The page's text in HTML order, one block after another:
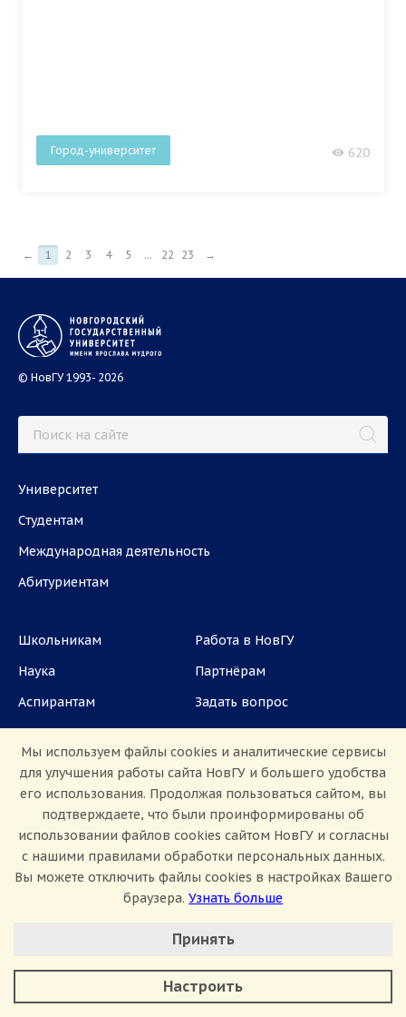
Город-университет 620
← 1 2 3 4 5 ... 22 23 →
© НовГУ 1993- 2026
Университет
Студентам
Международная деятельность
Абитуриентам
Школьникам
Наука
Аспирантам
СМИ
Работа в НовГУ
Партнёрам
Задать вопрос
ул. Большая Санкт-Петербургская, 41, каб.
1101, 1103
Приемная комиссия: +7(8162)33-20-44
Сведения об образовательной организации
Политика конфиденциальности
Сведения о доходах
Мы используем файлы cookies и аналитические сервисы
для улучшения работы сайта НовГУ и большего удобства
его использования. Продолжая пользоваться сайтом, вы
подтверждаете, что были проинформированы об
использовании файлов cookies сайтом НовГУ и согласны
с нашими правилами обработки персональных данных.
Вы можете отключить файлы cookies в настройках Вашего
браузера. Узнать больше
Минимальные
Аналитические/Функциональные
Принять
Настроить